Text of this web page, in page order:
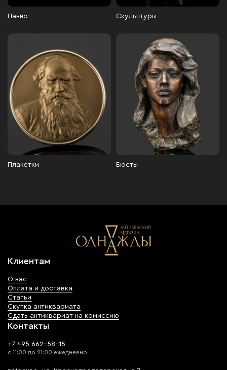
Панно Скульптуры
Плакетки Бюсты
Клиентам
О нас
Оплата и доставка
Статьи
Скупка антиквариата
Сдать антиквариат на комиссию
Контакты
+7 495 662-58-15
с 11:00 до 21:00 ежедневно